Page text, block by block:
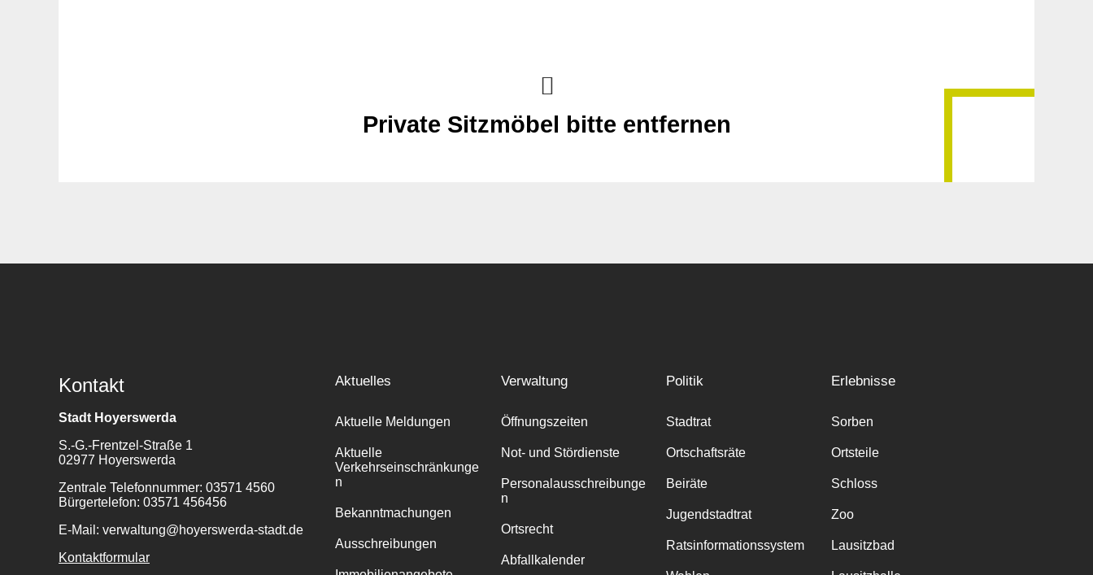
Private Sitzmöbel bitte entfernen
Kontakt
Stadt Hoyerswerda
S.-G.-Frentzel-Straße 1
02977 Hoyerswerda
Zentrale Telefonnummer: 03571 4560
Bürgertelefon: 03571 456456
E-Mail: verwaltung@hoyerswerda-stadt.de
Kontaktformular
Aktuelles
Aktuelle Meldungen
Aktuelle
Verkehrseinschränkunge
n
Bekanntmachungen
Ausschreibungen
Verwaltung
Öffnungszeiten
Not- und Stördienste
Personalausschreibunge
n
Ortsrecht
Abfallkalender
Politik
Stadtrat
Ortschaftsräte
Beiräte
Jugendstadtrat
Ratsinformationssystem
Erlebnisse
Sorben
Ortsteile
Schloss
Zoo
Lausitzbad